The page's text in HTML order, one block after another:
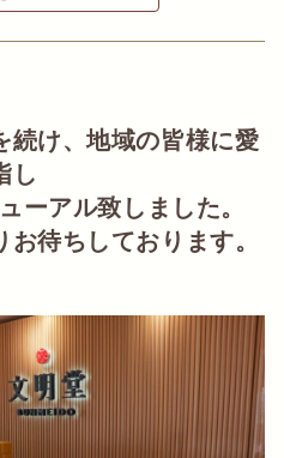
続け、地域の皆様に愛
し
ーアル致しました。
待ちしております。